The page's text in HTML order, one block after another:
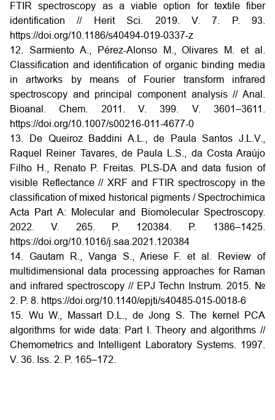
FTIR spectroscopy as a viable option for textile fiber
identification // Herit Sci. 2019. V. 7. P. 93.
https://doi.org/10.1186/s40494-019-0337-z
12. Sarmiento A., Pérez-Alonso M., Olivares M. et al.
Classification and identification of organic binding media
in artworks by means of Fourier transform infrared
spectroscopy and principal component analysis // Anal.
Bioanal. Chem. 2011. V. 399. V. 3601–3611.
https://doi.org/10.1007/s00216-011-4677-0
13. De Queiroz Baddini A.L., de Paula Santos J.L.V.,
Raquel Reiner Tavares, de Paula L.S., da Costa Araújo
Filho H., Renato P. Freitas. PLS-DA and data fusion of
visible Reflectance // XRF and FTIR spectroscopy in the
classification of mixed historical pigments / Spectrochimica
Acta Part A: Molecular and Biomolecular Spectroscopy.
2022. V. 265. P. 120384. P. 1386–1425.
https://doi.org/10.1016/j.saa.2021.120384
14. Gautam R., Vanga S., Ariese F. et al. Review of
multidimensional data processing approaches for Raman
and infrared spectroscopy // EPJ Techn Instrum. 2015. №
2. P. 8. https://doi.org/10.1140/epjti/s40485-015-0018-6
15. Wu W., Massart D.L., de Jong S. The kernel PCA
algorithms for wide data: Part I. Theory and algorithms //
Chemometrics and Intelligent Laboratory Systems. 1997.
V. 36. Iss. 2. P. 165–172.